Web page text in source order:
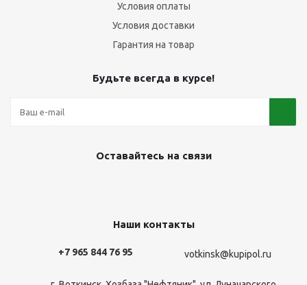
Условия оплаты
Условия доставки
Гарантия на товар
Будьте всегда в курсе!
Оставайтесь на связи
Наши контакты
+7 965 844 76 95 votkinsk@kupipol.ru